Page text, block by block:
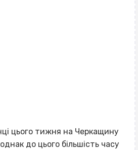
цього тижня на Черкащину
до цього більшість часу